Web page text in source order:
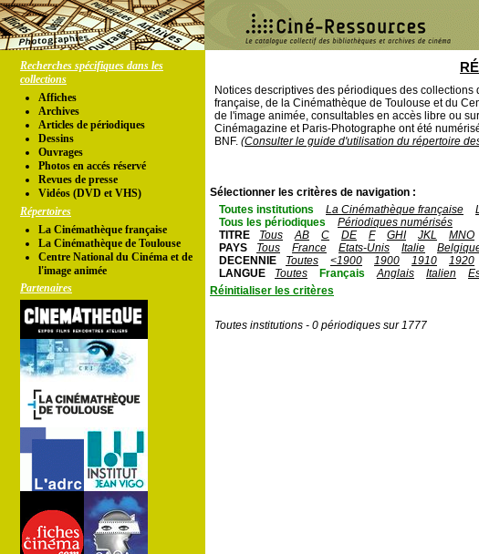
Recherches spécifiques dans les
collections
Affiches
Archives
Articles de périodiques
Dessins
Ouvrages
Photos en accés réservé
Revues de presse
Vidéos (DVD et VHS)
Répertoires
La Cinémathèque française
La Cinémathèque de Toulouse
Centre National du Cinéma et de
l'image animée
Partenaires
Notices descriptives des périodiques des collections
française, de la Cinémathèque de Toulouse et du
de l'image animée, consultables en accès libre ou
Cinémagazine et Paris-Photographe ont été
BNF. (Consulter le guide d'utilisation du répertoire
Sélectionner les critères de navigation :
Toutes institutions
La Cinémathèque française
Tous les périodiques
Périodiques numérisés
TITRE
Tous AB C DE F GHI JKL MNO
PAYS
Tous France Etats-Unis Italie
DECENNIE
Toutes <1900 1900 1910 1920
LANGUE
Toutes Français Anglais Italien
Réinitialiser les critères
Toutes institutions - 0 périodiques sur 1777